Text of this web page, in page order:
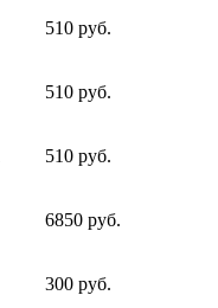
510 руб.
510 руб.
510 руб.
6850 руб.
300 руб.